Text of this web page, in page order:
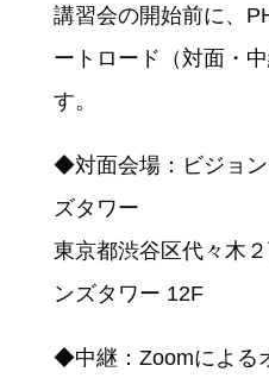
講習会の開始前に、
ートロード（対面・
す。
◆対面会場：ビジョ
ズタワー
東京都渋谷区代々木
ンズタワー 12F
◆中継：Zoomによる